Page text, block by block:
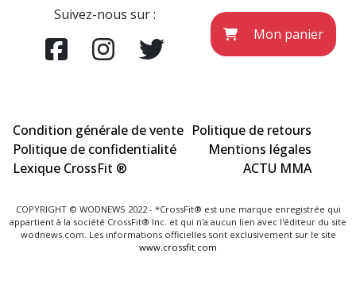
Suivez-nous sur :
Mon panier
Condition générale de vente Politique de retours
Politique de confidentialité
Mentions légales
Lexique CrossFit ®
ACTU MMA
COPYRIGHT © WODNEWS 2022 - *CrossFit® est une marque enregistrée qui
appartient à la société CrossFit® Inc. et qui n'a aucun lien avec l'éditeur du site
wodnews.com. Les informations officielles sont exclusivement sur le site
www.crossfit.com